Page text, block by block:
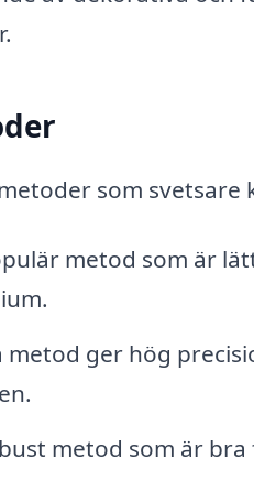
som
metod som är
metod ger hög
metod som är